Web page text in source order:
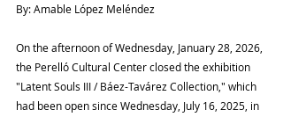
By: Amable López Meléndez
On the afternoon of Wednesday, January 28, 2026,
the Perelló Cultural Center closed the exhibition
"Latent Souls III / Báez-Tavárez Collection," which
had been open since Wednesday, July 16, 2025, in